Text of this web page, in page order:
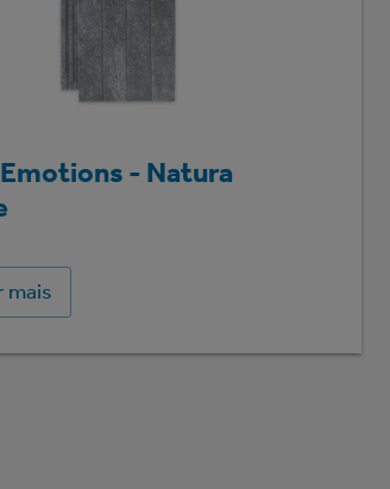
- Natura
mais